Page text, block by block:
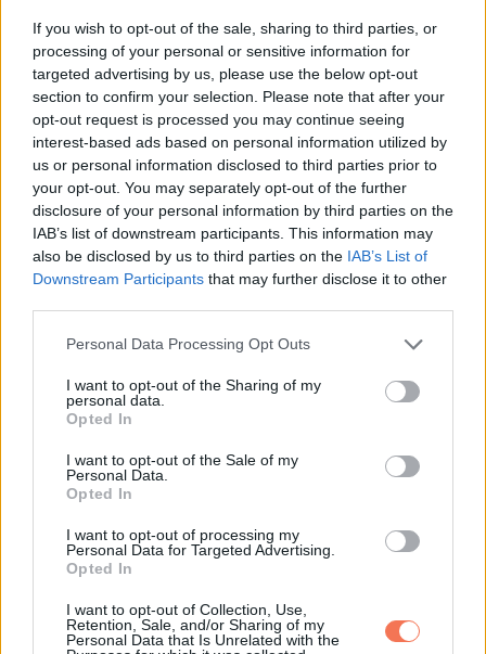
If you wish to opt-out of the sale, sharing to third parties, or
processing of your personal or sensitive information for
targeted advertising by us, please use the below opt-out
section to confirm your selection. Please note that after your
opt-out request is processed you may continue seeing
interest-based ads based on personal information utilized by
us or personal information disclosed to third parties prior to
your opt-out. You may separately opt-out of the further
disclosure of your personal information by third parties on the
IAB’s list of downstream participants. This information may
also be disclosed by us to third parties on the IAB’s List of
Downstream Participants that may further disclose it to other
Please note that this website/app uses one or more Google
not limited to your visit or usage behaviour. You may click to
grant or deny consent to Google and its third-party tags to
use your data for below specified purposes in below Google
consent section.
Personal Data Processing Opt Outs
I want to opt-out of the Sharing of my
personal data.
Opted In
I want to opt-out of the Sale of my
Personal Data.
Opted In
I want to opt-out of processing my
Personal Data for Targeted Advertising.
Opted In
I want to opt-out of Collection, Use,
Retention, Sale, and/or Sharing of my
Personal Data that Is Unrelated with the
számla mögé volt eldugva, mint valami csapda.
Könny szúrt a szemembe, de nem csak a fájdalomtól, hanem
a dühtől is.
Teszt?
Hét év után?
Akit szeretsz, azt nem vizsgáztatod.
A szerelem nem csapda, és nem egy előre felépített próba.
megnézd, kifizeti-e a felét, és ebből döntöd el,
„megérdemel-e” egy gyűrűt.
Ha tényleg a partnerség számít, akkor beszélni kell róla. El
lehet mondani, hogy szeretnéd tudatosabban megosztani a
költségeket. Le lehet ülni, és felnőtt módon megbeszélni a
pénzt, az elvárásokat, a jövőt.
Ehelyett ő egy romantikus estét rögtönzött feleletválasztós
tesztté.